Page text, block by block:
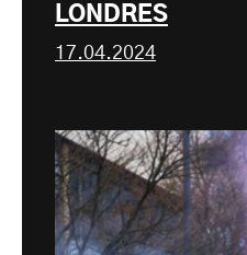
LONDRES
17.04.2024